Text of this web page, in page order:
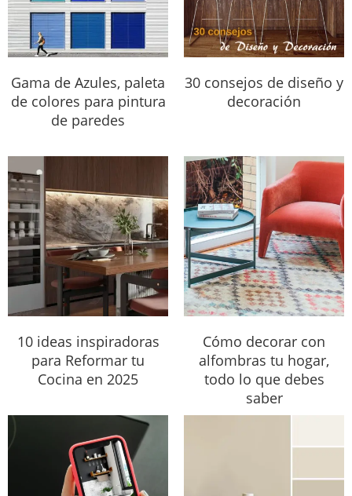
Gama de Azules, paleta
de colores para pintura
de paredes
30 consejos de diseño y
decoración
10 ideas inspiradoras
para Reformar tu
Cocina en 2025
Cómo decorar con
alfombras tu hogar,
todo lo que debes
saber